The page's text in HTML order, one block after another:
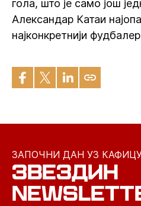
гола, што је само још
Александар Катаи
најконкретнији
ЗАПОЧНИ ДАН УЗ
ЗВЕЗДИН